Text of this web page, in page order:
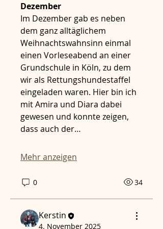
Dezember
Im Dezember gab es neben
dem ganz alltäglichem
Weihnachtswahnsinn einmal
einen Vorleseabend an einer
Grundschule in Köln, zu dem
wir als Rettungshundestaffel
eingeladen waren. Hier bin ich
mit Amira und Diara dabei
gewesen und konnte zeigen,
dass auch der…
Mehr anzeigen
0 34
Kerstin
4. November 2025